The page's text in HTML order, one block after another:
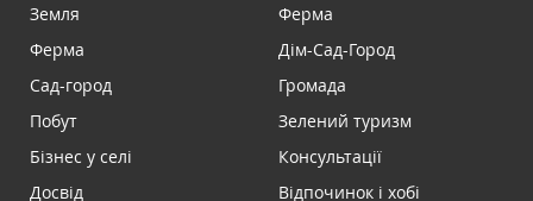
Земля
Ферма
Сад-город
Побут
Бізнес у селі
Досвід
Ферма
Дім-Сад-Город
Громада
Зелений туризм
Консультації
Відпочинок і хобі